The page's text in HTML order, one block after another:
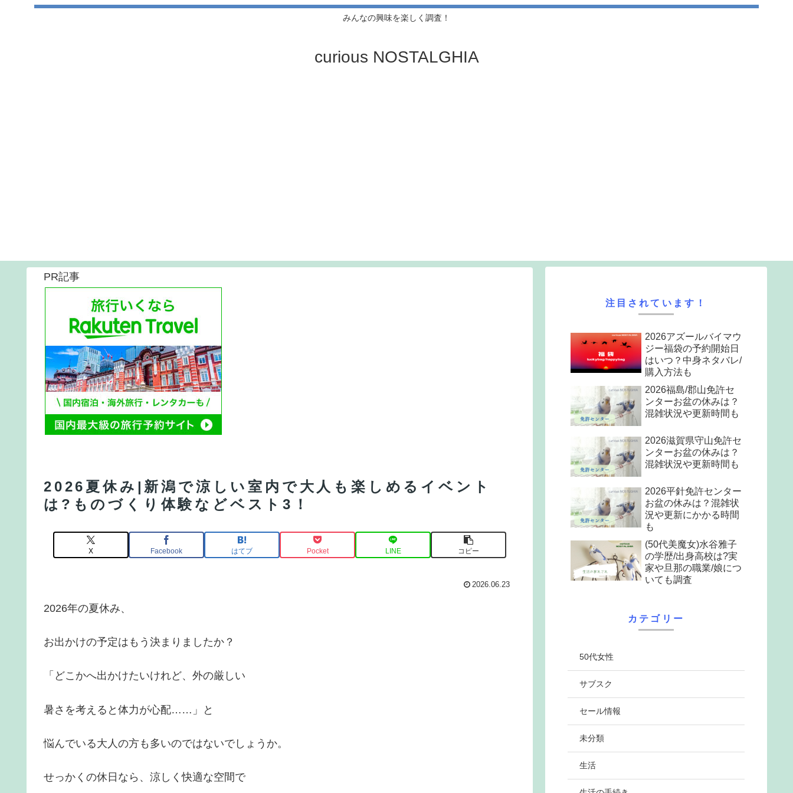
みんなの興味を楽しく調査！
curious NOSTALGHIA
PR記事
2026夏休み|新潟で涼しい室内で大人も楽しめるイベント
は?ものづくり体験などベスト3！
X Facebook はてブ Pocket LINE コピー
2026.06.23
2026年の夏休み、
お出かけの予定はもう決まりましたか？
「どこかへ出かけたいけれど、外の厳しい
暑さを考えると体力が心配……」と
悩んでいる大人の方も多いのではないでしょうか。
せっかくの休日なら、涼しく快適な空間で
注目されています！
2026アズールバイマウ
ジー福袋の予約開始日
はいつ？中身ネタバレ/
購入方法も
2026福島/郡山免許セ
ンターお盆の休みは？
混雑状況や更新時間も
2026滋賀県守山免許セ
ンターお盆の休みは？
混雑状況や更新時間も
2026平針免許センター
お盆の休みは？混雑状
況や更新にかかる時間
も
(50代美魔女)水谷雅子
の学歴/出身高校は?実
家や旦那の職業/娘につ
いても調査
カテゴリー
50代女性
サブスク
セール情報
未分類
生活